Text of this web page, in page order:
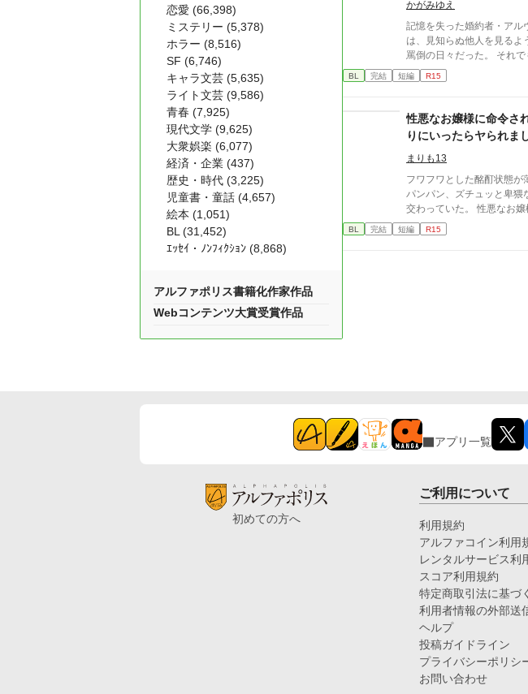
かがみゆえ
記憶を失った婚約者・アル
は、見知らぬ他人を見るよ
罵倒の日々だった。 それ
優しい彼に戻るはず」と耐
し、アルヴィンがみんなの
したアルヴィンは、あの日死んだ
れなくなったニコラスは隣
た。 留学先で過去を乗り
ニコラス。 そこへ「記憶が
ヴィンが現れるが、すでに
も残ってなくて―――……
BL 完結 短編 R15
性悪なお嬢様に命令さ
りにいったらヤられま
まりも13
フワフワとした酩酊状態が
パンパン、ズチュッと卑猥
交わっていた。 性悪なお嬢様の命令で恋敵を泣く泣
く殺りに行ったら逆にヤラ
な子の話です。 （ムーンライトノベルにも掲載して
BL 完結 短編 R15
恋愛 (66,398)
ミステリー (5,378)
ホラー (8,516)
SF (6,746)
キャラ文芸 (5,635)
ライト文芸 (9,586)
青春 (7,925)
現代文学 (9,625)
大衆娯楽 (6,077)
経済・企業 (437)
歴史・時代 (3,225)
児童書・童話 (4,657)
絵本 (1,051)
BL (31,452)
ｴｯｾｲ・ﾉﾝﾌｨｸｼｮﾝ (8,868)
アルファポリス書籍化作家作品
Webコンテンツ大賞受賞作品
アプリ一覧
初めての方へ
ご利用について
利用規約
アルファコイン利用
レンタルサービス利
スコア利用規約
特定商取引法に基づ
利用者情報の外部送
ヘルプ
投稿ガイドライン
プライバシーポリシ
お問い合わせ